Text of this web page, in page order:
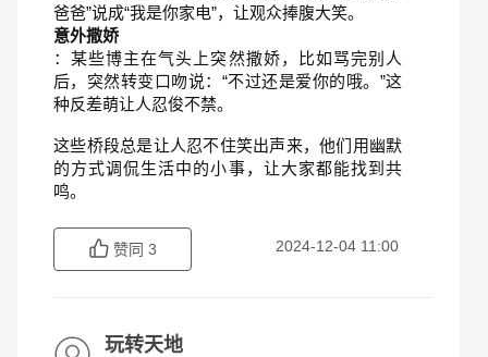
爸爸”说成“我是你家电”，让观众捧腹大笑。
意外撒娇
：某些博主在气头上突然撒娇，比如骂完别人
后，突然转变口吻说：“不过还是爱你的哦。”这
种反差萌让人忍俊不禁。
这些桥段总是让人忍不住笑出声来，他们用幽默
的方式调侃生活中的小事，让大家都能找到共
鸣。
赞同 3 2024-12-04 11:00
玩转天地